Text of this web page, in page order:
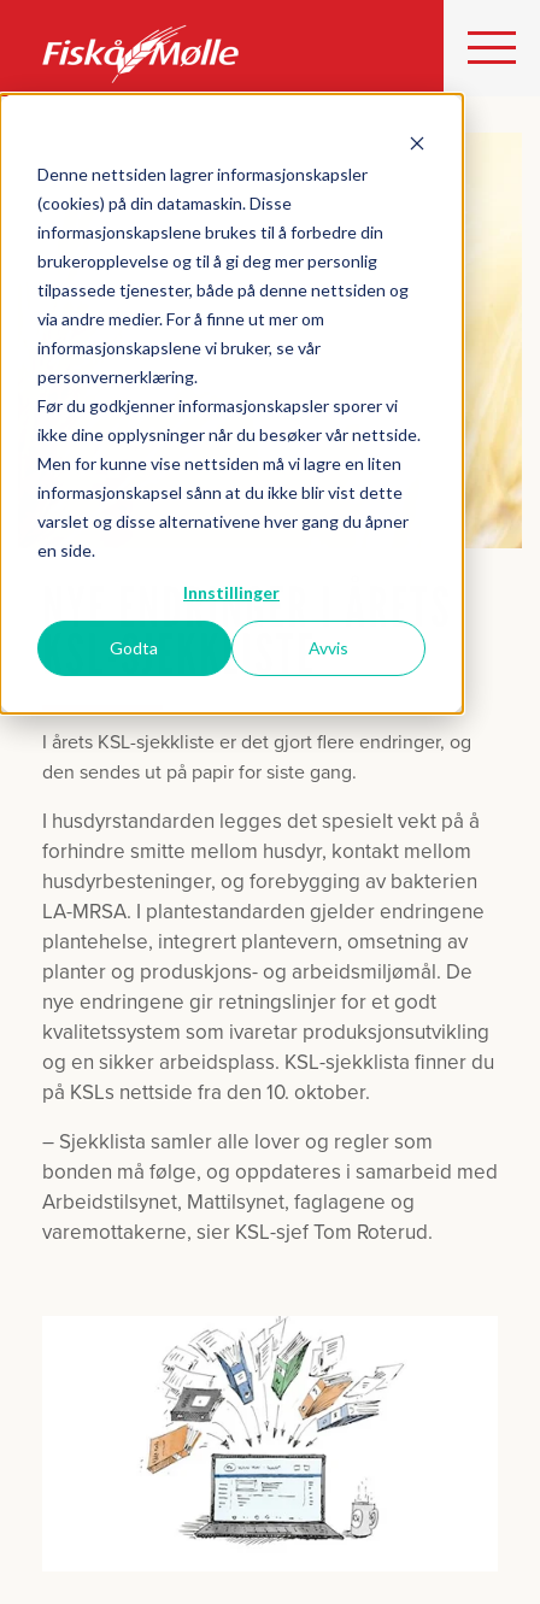
Denne nettsiden lagrer informasjonskapsler
(cookies) på din datamaskin. Disse
informasjonskapslene brukes til å forbedre din
brukeropplevelse og til å gi deg mer personlig
tilpassede tjenester, både på denne nettsiden og
via andre medier. For å finne ut mer om
informasjonskapslene vi bruker, se vår
personvernerklæring.
Før du godkjenner informasjonskapsler sporer vi
ikke dine opplysninger når du besøker vår nettside.
Men for kunne vise nettsiden må vi lagre en liten
informasjonskapsel sånn at du ikke blir vist dette
varslet og disse alternativene hver gang du åpner
en side.
Innstillinger
Godta Avvis
NYE ENDRINGER I ÅRETS
KSL-SJEKKLISTE
I årets KSL-sjekkliste er det gjort flere endringer, og
den sendes ut på papir for siste gang.
I husdyrstandarden legges det spesielt vekt på å
forhindre smitte mellom husdyr, kontakt mellom
husdyrbesteninger, og forebygging av bakterien
LA-MRSA. I plantestandarden gjelder endringene
plantehelse, integrert plantevern, omsetning av
planter og produskjons- og arbeidsmiljømål. De
nye endringene gir retningslinjer for et godt
kvalitetssystem som ivaretar produksjonsutvikling
og en sikker arbeidsplass. KSL-sjekklista finner du
på KSLs nettside fra den 10. oktober.
– Sjekklista samler alle lover og regler som
bonden må følge, og oppdateres i samarbeid med
Arbeidstilsynet, Mattilsynet, faglagene og
varemottakerne, sier KSL-sjef Tom Roterud.